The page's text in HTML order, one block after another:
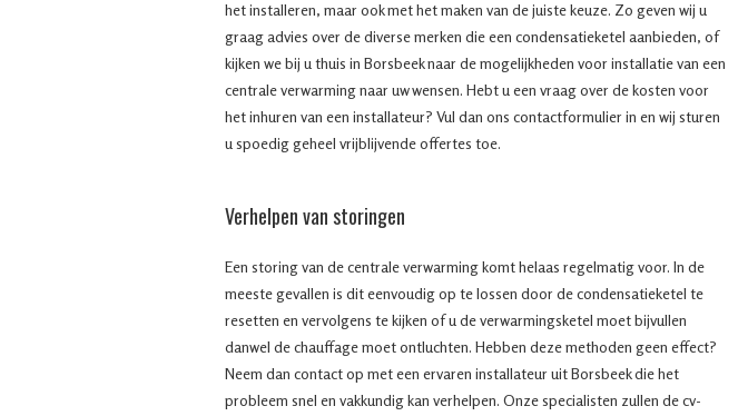
het installeren, maar ook met het maken van de juiste keuze. Zo geven wij u
graag advies over de diverse merken die een condensatieketel aanbieden, of
kijken we bij u thuis in Borsbeek naar de mogelijkheden voor installatie van een
centrale verwarming naar uw wensen. Hebt u een vraag over de kosten voor
het inhuren van een installateur? Vul dan ons contactformulier in en wij sturen
u spoedig geheel vrijblijvende offertes toe.
Verhelpen van storingen
Een storing van de centrale verwarming komt helaas regelmatig voor. In de
meeste gevallen is dit eenvoudig op te lossen door de condensatieketel te
resetten en vervolgens te kijken of u de verwarmingsketel moet bijvullen
danwel de chauffage moet ontluchten. Hebben deze methoden geen effect?
Neem dan contact op met een ervaren installateur uit Borsbeek die het
probleem snel en vakkundig kan verhelpen. Onze specialisten zullen de cv-